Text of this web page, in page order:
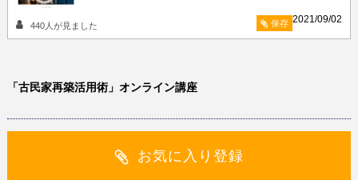
2021/09/02
440 人が見ました 保存
「古民家再築活用術」オンライン講座
お気に入り登録